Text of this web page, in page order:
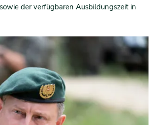
der verfügbaren Ausbildungszeit in